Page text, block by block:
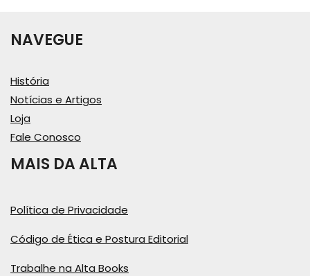
NAVEGUE
História
Notícias e Artigos
Loja
Fale Conosco
MAIS DA ALTA
Política de Privacidade
Código de Ética e Postura Editorial
Trabalhe na Alta Books